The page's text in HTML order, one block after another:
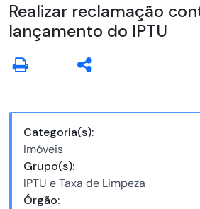
Realizar reclamação
lançamento do IPTU
Categoria(s):
Imóveis
Grupo(s):
IPTU e Taxa de Limpeza
Órgão: